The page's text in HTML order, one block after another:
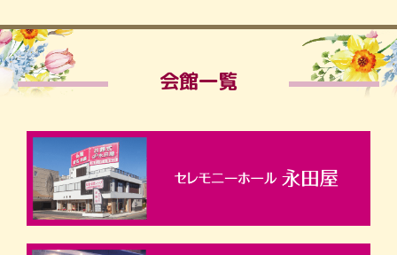
会館一覧